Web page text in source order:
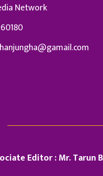
Network
Editor : Mr. Tarun